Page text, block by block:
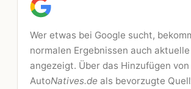
Wer etwas bei Google sucht,
normalen Ergebnissen auch
angezeigt. Über das Hinzufügen von
AutoNatives.de als bevorzugte